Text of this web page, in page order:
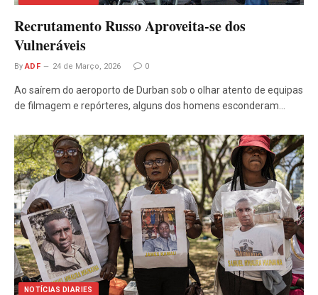
Recrutamento Russo Aproveita-se dos
Vulneráveis
By ADF 24 de Março, 2026 0
Ao saírem do aeroporto de Durban sob o olhar atento de equipas
de filmagem e repórteres, alguns dos homens esconderam…
NOTÍCIAS DIARIES